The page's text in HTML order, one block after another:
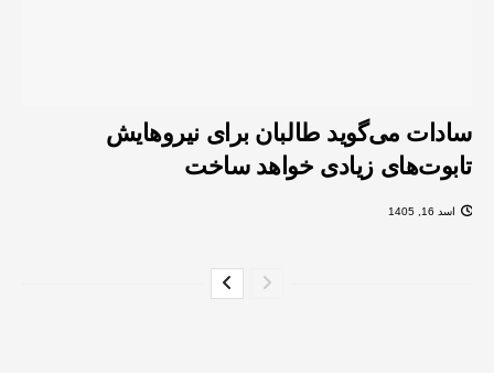
سادات می‌گوید طالبان برای نیروهایش
تابوت‌های زیادی خواهد ساخت
اسد 16, 1405